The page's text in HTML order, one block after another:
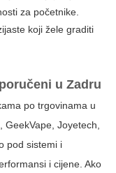
za početnike.
koji žele graditi
u Zadru
po trgovinama u
, GeekVape, Joyetech,
pod sistemi i
i cijene. Ako